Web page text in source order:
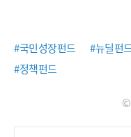
#국민성장펀드 #뉴딜펀
#정책펀드